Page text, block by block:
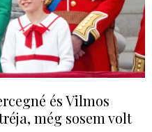
és Vilmos
még sosem volt